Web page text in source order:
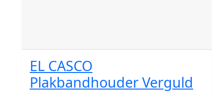
EL CASCO
Plakbandhouder Verguld